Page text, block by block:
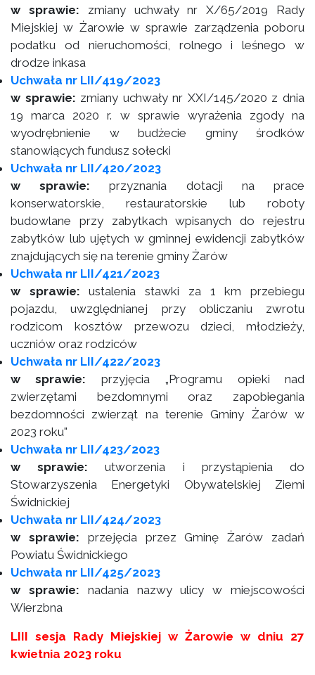
w sprawie: zmiany uchwały nr X/65/2019 Rady
Miejskiej w Żarowie w sprawie zarządzenia poboru
podatku od nieruchomości, rolnego i leśnego w
drodze inkasa
Uchwała nr LII/419/2023
w sprawie: zmiany uchwały nr XXI/145/2020 z dnia
19 marca 2020 r. w sprawie wyrażenia zgody na
wyodrębnienie w budżecie gminy środków
stanowiących fundusz sołecki
Uchwała nr LII/420/2023
w sprawie: przyznania dotacji na prace
konserwatorskie, restauratorskie lub roboty
budowlane przy zabytkach wpisanych do rejestru
zabytków lub ujętych w gminnej ewidencji zabytków
znajdujących się na terenie gminy Żarów
Uchwała nr LII/421/2023
w sprawie:ustalenia stawki za 1 km przebiegu
pojazdu, uwzględnianej przy obliczaniu zwrotu
rodzicom kosztów przewozu dzieci, młodzieży,
uczniów oraz rodziców
Uchwała nr LII/422/2023
w sprawie: przyjęcia „Programu opieki nad
zwierzętami bezdomnymi oraz zapobiegania
bezdomności zwierząt na terenie Gminy Żarów w
2023 roku"
Uchwała nr LII/423/2023
w sprawie: utworzenia i przystąpienia do
Stowarzyszenia Energetyki Obywatelskiej Ziemi
Świdnickiej
Uchwała nr LII/424/2023
w sprawie: przejęcia przez Gminę Żarów zadań
Powiatu Świdnickiego
Uchwała nr LII/425/2023
w sprawie: nadania nazwy ulicy w miejscowości
Wierzbna
LIII sesja Rady Miejskiej w Żarowie w dniu 27
kwietnia 2023 roku